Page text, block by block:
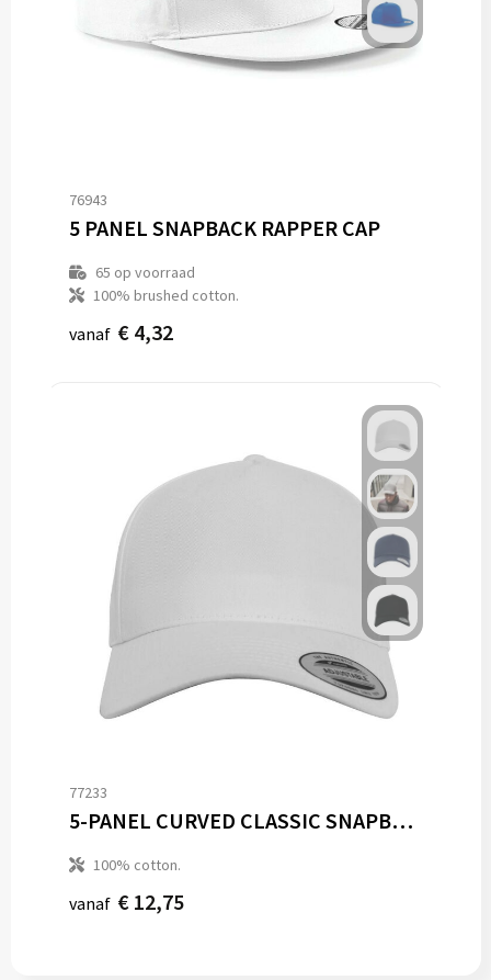
76943
5 PANEL SNAPBACK RAPPER CAP
65 op voorraad
100% brushed cotton.
vanaf € 4,32
77233
5-PANEL CURVED CLASSIC SNAPBACK
100% cotton.
vanaf € 12,75